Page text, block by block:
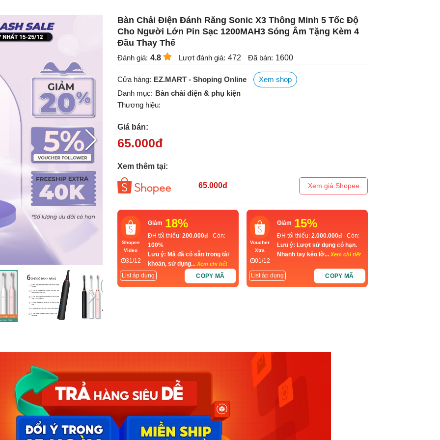
Bàn Chải Điện Đánh Răng Sonic X3 Thông Minh 5 Tốc Độ
Cho Người Lớn Pin Sạc 1200MAH3 Sóng Âm Tặng Kèm 4
Đầu Thay Thế
Đánh giá: 4.8 Lượt đánh giá: 472 Đã bán: 1600
Cửa hàng: EZ.MART - Shoping Online
Xem shop
Danh mục: Bàn chải điện & phụ kiện
Thương hiệu:
Giá bán:
65.000đ
Xem thêm tại:
65.000đ Xem giá Shopee
Shopee
Video
31/12
Giảm 18%
ĐH tối thiểu: 200.000đ - Còn:
100%
Lưu ý: Mã đã có sẵn trong tài
khoản, sử dụng... Xem chi tiết
List áp dụng COPY MÃ
Voucher
Xtra
01/12
Giảm 15%
ĐH tối thiểu: 2.000.000đ - Còn:
Lưu ý: Lượt sử dụng có hạn.
Nhanh tay kẻo lỡ... Xem chi tiết
List áp dụng COPY MÃ